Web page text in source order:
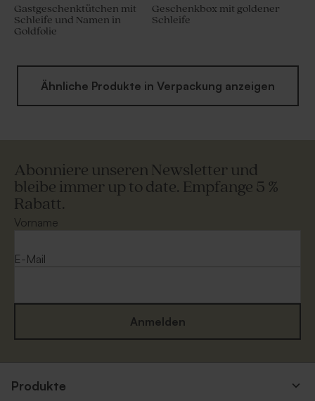
Gastgeschenktütchen mit
Schleife und Namen in
Goldfolie
Geschenkbox mit goldener
Schleife
Ähnliche Produkte in Verpackung anzeigen
Abonniere unseren Newsletter und
bleibe immer up to date. Empfange 5 %
Rabatt.
Vorname
E-Mail
Anmelden
Produkte